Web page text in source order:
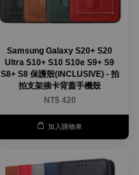
Samsung Galaxy S20+ S20
Ultra S10+ S10 S10e S9+ S9
S8+ S8 保護殼(INCLUSIVE) - 拍
拍支架插卡背蓋手機殼
NT$ 420
加入購物車